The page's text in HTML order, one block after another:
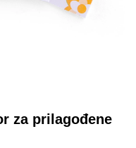
za prilagođene